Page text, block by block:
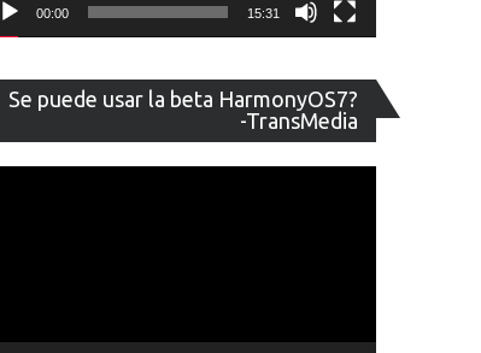
00:00 15:31
Se puede usar la beta HarmonyOS7?
-TransMedia
de
vídeo